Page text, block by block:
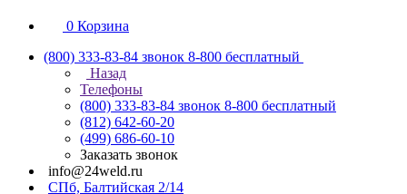
0 Корзина
(800) 333-83-84 звонок 8-800 бесплатный
Назад
Телефоны
(800) 333-83-84 звонок 8-800 бесплатный
(812) 642-60-20
(499) 686-60-10
Заказать звонок
info@24weld.ru
СПб, Балтийская 2/14